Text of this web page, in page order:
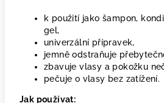
k použití jako šampon,
gel,
univerzální přípravek,
jemně odstraňuje
zbavuje vlasy a pokožku
pečuje o vlasy bez zatížení.
Jak používat: